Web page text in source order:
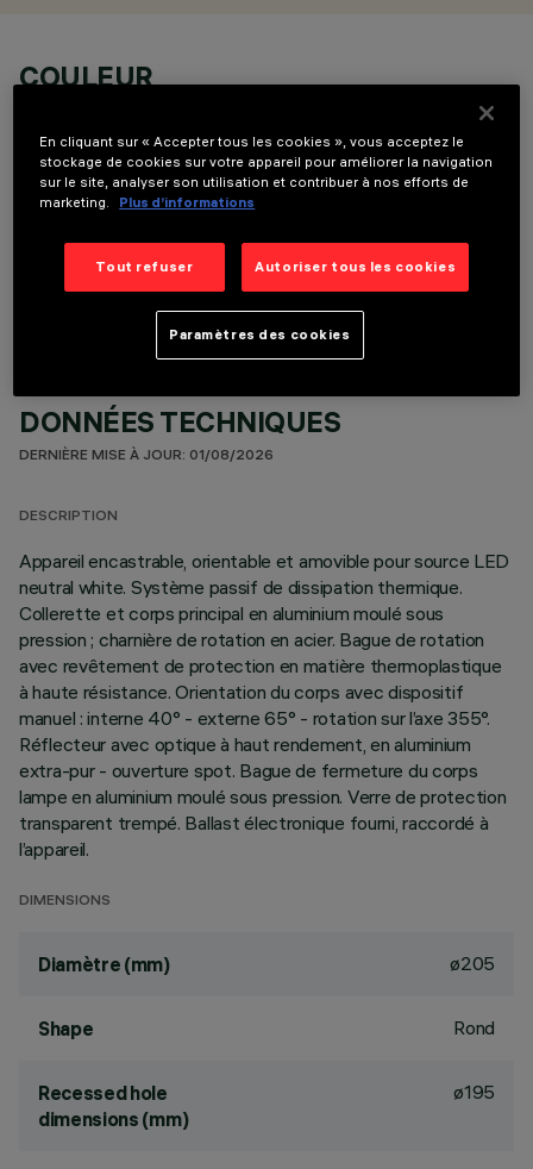
COULEUR
COMPOSANTS OPTIONNELS
DONNÉES TECHNIQUES
DERNIÈRE MISE À JOUR: 01/08/2026
DESCRIPTION
Appareil encastrable, orientable et amovible pour source LED
neutral white. Système passif de dissipation thermique.
Collerette et corps principal en aluminium moulé sous
pression ; charnière de rotation en acier. Bague de rotation
avec revêtement de protection en matière thermoplastique
à haute résistance. Orientation du corps avec dispositif
manuel : interne 40° - externe 65° - rotation sur l’axe 355°.
Réflecteur avec optique à haut rendement, en aluminium
extra-pur - ouverture spot. Bague de fermeture du corps
lampe en aluminium moulé sous pression. Verre de protection
transparent trempé. Ballast électronique fourni, raccordé à
l’appareil.
DIMENSIONS
Diamètre (mm) ø205
Shape Rond
Recessed hole
dimensions (mm)
ø195
En cliquant sur « Accepter tous les cookies », vous acceptez le
stockage de cookies sur votre appareil pour améliorer la navigation
sur le site, analyser son utilisation et contribuer à nos efforts de
marketing.
Plus d’informations
Tout refuser Autoriser tous les cookies
Paramètres des cookies